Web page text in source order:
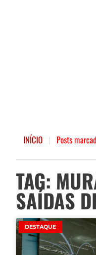
INÍCIO Posts
TAG:
SAÍDAS
DESTAQUE